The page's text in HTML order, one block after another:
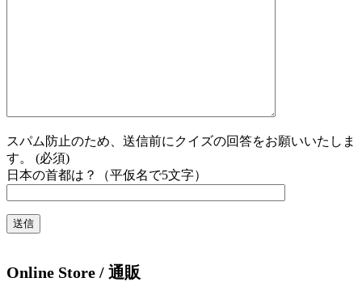
スパム防止のため、送信前にクイズの回答をお願いいたしま
す。 (必須)
日本の首都は？（平仮名で5文字）
Online Store / 通販